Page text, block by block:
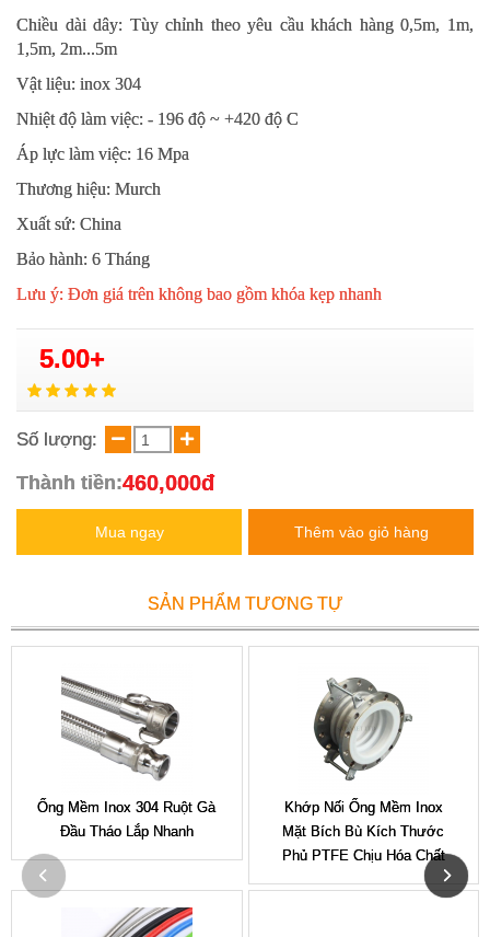
Chiều dài dây: Tùy chỉnh theo yêu cầu khách hàng 0,5m, 1m,
1,5m, 2m...5m
Vật liệu: inox 304
Nhiệt độ làm việc: - 196 độ ~ +420 độ C
Áp lực làm việc: 16 Mpa
Thương hiệu: Murch
Xuất sứ: China
Bảo hành: 6 Tháng
Lưu ý: Đơn giá trên không bao gồm khóa kẹp nhanh
5.00+
Số lượng:
Thành tiền:460,000đ
Mua ngay Thêm vào giỏ hàng
SẢN PHẨM TƯƠNG TỰ
Ống Mềm Inox 304 Ruột Gà
Đầu Tháo Lắp Nhanh
Khớp Nối Ống Mềm Inox
Mặt Bích Bù Kích Thước
Phủ PTFE Chịu Hóa Chất